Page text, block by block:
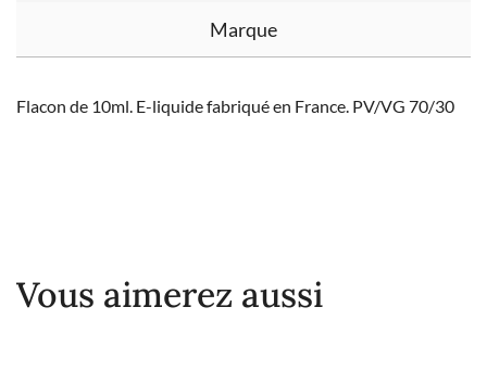
Marque
Flacon de 10ml. E-liquide fabriqué en France. PV/VG 70/30
Vous aimerez aussi